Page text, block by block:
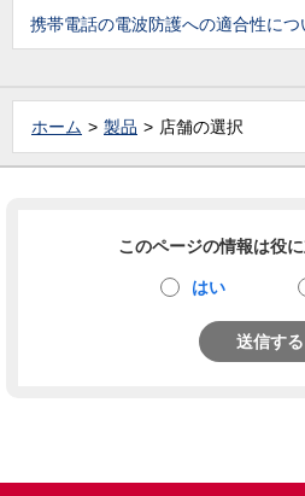
携帯電話の電波防護への適合性につ
ホーム 製品 店舗の選択
このページの情報は役
はい
送信する